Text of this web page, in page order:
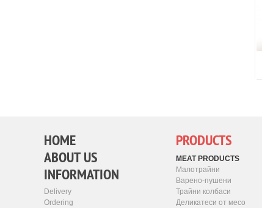
HOME
ABOUT US
INFORMATION
Delivery
Ordering
PRODUCTS
MEAT PRODUCTS
Малотрайни
Варено-пушени
Трайни колбаси
Деликатеси от месо